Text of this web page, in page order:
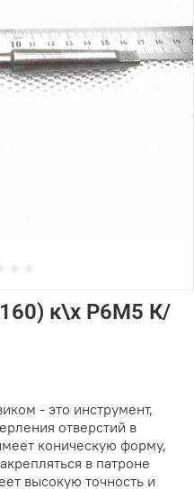
к\х Р6М5 К/
- это инструмент,
отверстий в
коническую форму,
в патроне
высокую точность и